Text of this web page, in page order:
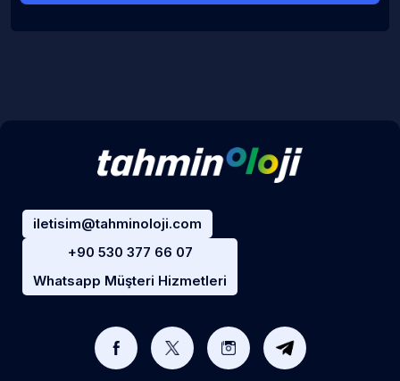
iletisim@tahminoloji.com
+90 530 377 66 07
Whatsapp Müşteri Hizmetleri